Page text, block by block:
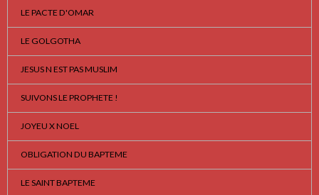
LE PACTE D'OMAR
LE GOLGOTHA
JESUS N EST PAS MUSLIM
SUIVONS LE PROPHETE !
JOYEU X NOEL
OBLIGATION DU BAPTEME
LE SAINT BAPTEME